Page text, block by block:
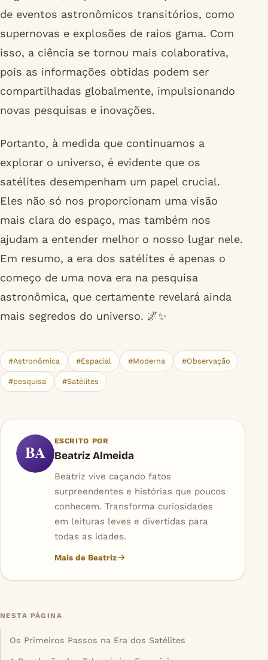
de eventos astronômicos transitórios, como
supernovas e explosões de raios gama. Com
isso, a ciência se tornou mais colaborativa,
pois as informações obtidas podem ser
compartilhadas globalmente, impulsionando
novas pesquisas e inovações.
Portanto, à medida que continuamos a
explorar o universo, é evidente que os
satélites desempenham um papel crucial.
Eles não só nos proporcionam uma visão
mais clara do espaço, mas também nos
ajudam a entender melhor o nosso lugar nele.
Em resumo, a era dos satélites é apenas o
começo de uma nova era na pesquisa
astronômica, que certamente revelará ainda
mais segredos do universo. 🌌✨
#Astronômica #Espacial #Moderna #Observação
#pesquisa #Satélites
BA
ESCRITO POR
Beatriz Almeida
Beatriz vive caçando fatos
surpreendentes e histórias que poucos
conhecem. Transforma curiosidades
em leituras leves e divertidas para
todas as idades.
Mais de Beatriz
NESTA PÁGINA
Os Primeiros Passos na Era dos Satélites